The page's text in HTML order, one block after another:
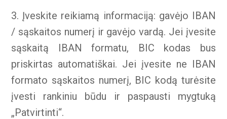
3. Įveskite reikiamą informaciją: gavėjo IBAN
/ sąskaitos numerį ir gavėjo vardą. Jei įvesite
sąskaitą IBAN formatu, BIC kodas bus
priskirtas automatiškai. Jei įvesite ne IBAN
formato sąskaitos numerį, BIC kodą turėsite
įvesti rankiniu būdu ir paspausti mygtuką
„Patvirtinti“.